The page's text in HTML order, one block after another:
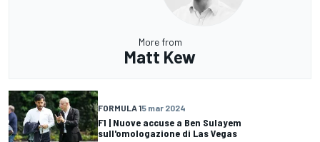
More from
Matt Kew
FORMULA 15 mar 2024
F1 | Nuove accuse a Ben Sulayem
sull'omologazione di Las Vegas